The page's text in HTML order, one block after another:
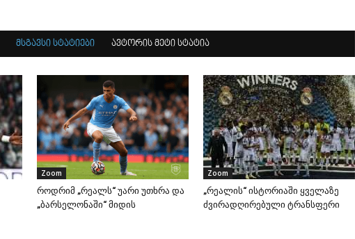
მსგავსი სტატიები ავტორის მეტი სტატია
Zoom
როდრიმ „რეალს“ უარი უთხრა და
„ბარსელონაში“ მიდის
Zoom
„რეალის“ ისტორიაში ყველაზე
ძვირადღირებული ტრანსფერი